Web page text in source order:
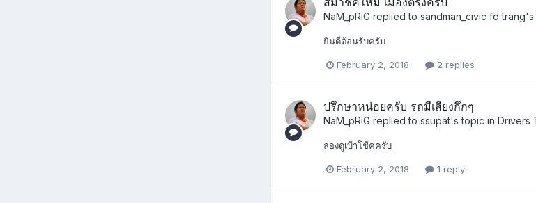
NaM_pRiG replied to sandman_civic fd trang's
ยินดีต้อนรับครับ
February 2, 2018 2 replies
ปรึกษาหน่อยครับ รถมีเสียงกึกๆ
NaM_pRiG replied to ssupat's topic in Drivers
ลองดูเบ้าโช้คครับ
February 2, 2018 1 reply